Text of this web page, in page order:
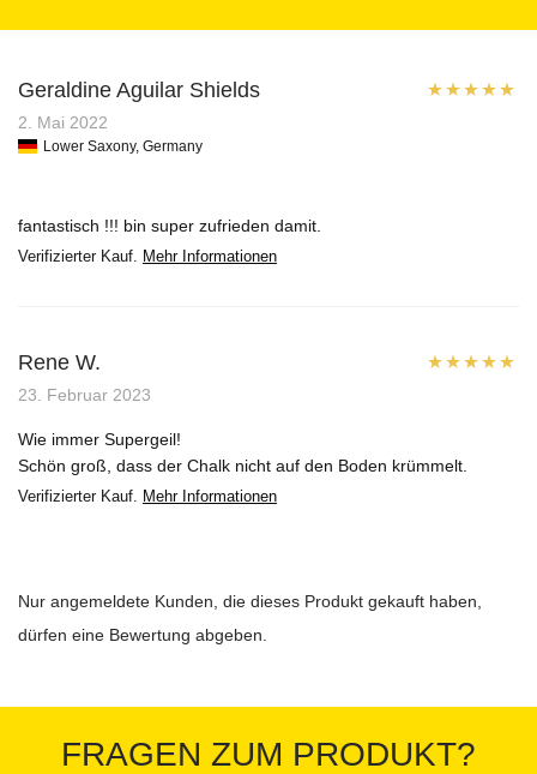
Geraldine Aguilar Shields
2. Mai 2022
Lower Saxony, Germany
fantastisch !!! bin super zufrieden damit.
Verifizierter Kauf. Mehr Informationen
Rene W.
23. Februar 2023
Wie immer Supergeil!
Schön groß, dass der Chalk nicht auf den Boden krümmelt.
Verifizierter Kauf. Mehr Informationen
Nur angemeldete Kunden, die dieses Produkt gekauft haben,
dürfen eine Bewertung abgeben.
FRAGEN ZUM PRODUKT?